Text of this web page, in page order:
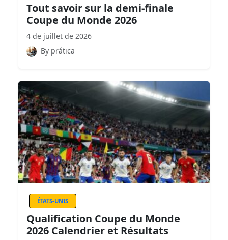
Tout savoir sur la demi-finale
Coupe du Monde 2026
4 de juillet de 2026
By prática
ÉTATS-UNIS
Qualification Coupe du Monde
2026 Calendrier et Résultats